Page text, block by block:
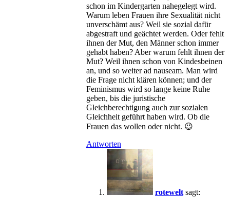
schon im Kindergarten nahegelegt wird.
Warum leben Frauen ihre Sexualität nicht
unverschämt aus? Weil sie sozial dafür
abgestraft und geächtet werden. Oder fehlt
ihnen der Mut, den Männer schon immer
gehabt haben? Aber warum fehlt ihnen der
Mut? Weil ihnen schon von Kindesbeinen
an, und so weiter ad nauseam. Man wird
die Frage nicht klären können; und der
Feminismus wird so lange keine Ruhe
geben, bis die juristische
Gleichberechtigung auch zur sozialen
Gleichheit geführt haben wird. Ob die
Frauen das wollen oder nicht. 😉
Antworten
rotewelt sagt: